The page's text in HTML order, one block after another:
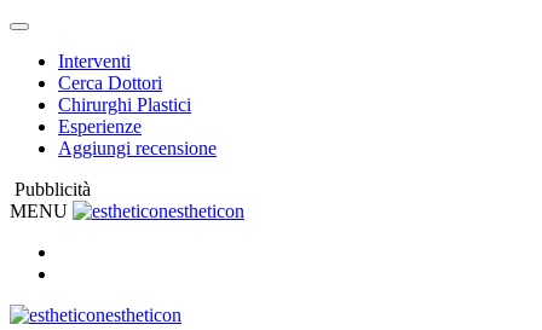
Interventi
Cerca Dottori
Chirurghi Plastici
Esperienze
Aggiungi recensione
Pubblicità
MENU
estheticon
estheticon